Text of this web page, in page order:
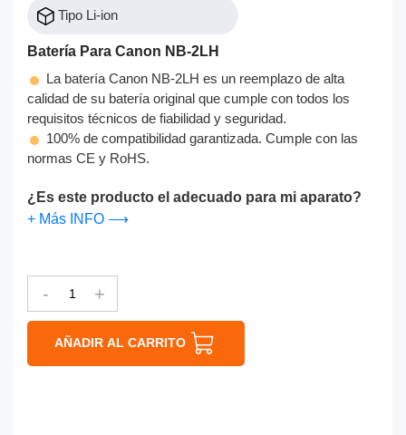
Tipo Li-ion
Batería Para Canon NB-2LH
La batería Canon NB-2LH es un reemplazo de alta
calidad de su batería original que cumple con todos los
requisitos técnicos de fiabilidad y seguridad.
100% de compatibilidad garantizada. Cumple con las
normas CE y RoHS.
¿Es este producto el adecuado para mi aparato?
+ Más INFO ⟶
- +
AÑADIR AL CARRITO